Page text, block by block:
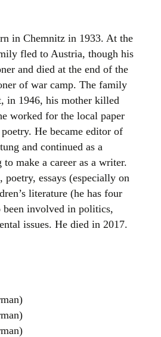
in Chemnitz in 1933. At the
fled to Austria, though his
and died at the end of the
of war camp. The family
in 1946, his mother killed
worked for the local paper
He became editor of
and continued as a
make a career as a writer.
poetry, essays (especially on
literature (he has four
been involved in politics,
issues. He died in 2017.